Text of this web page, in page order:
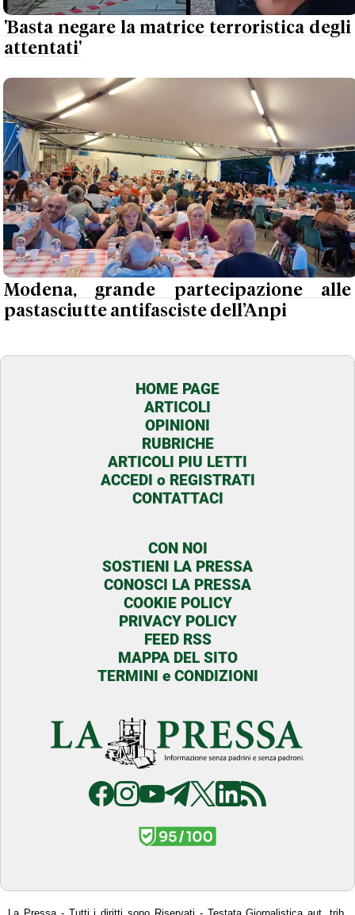
'Basta negare la matrice terroristica degli
attentati'
Modena, grande partecipazione alle
pastasciutte antifasciste dell’Anpi
HOME PAGE
ARTICOLI
OPINIONI
RUBRICHE
ARTICOLI PIU LETTI
ACCEDI o REGISTRATI
CONTATTACI
CON NOI
SOSTIENI LA PRESSA
CONOSCI LA PRESSA
COOKIE POLICY
PRIVACY POLICY
FEED RSS
MAPPA DEL SITO
TERMINI e CONDIZIONI